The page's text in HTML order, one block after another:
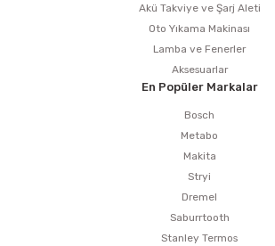
Akü Takviye ve Şarj Aleti
Oto Yıkama Makinası
Lamba ve Fenerler
Aksesuarlar
En Popüler Markalar
Bosch
Metabo
Makita
Stryi
Dremel
Saburrtooth
Stanley Termos